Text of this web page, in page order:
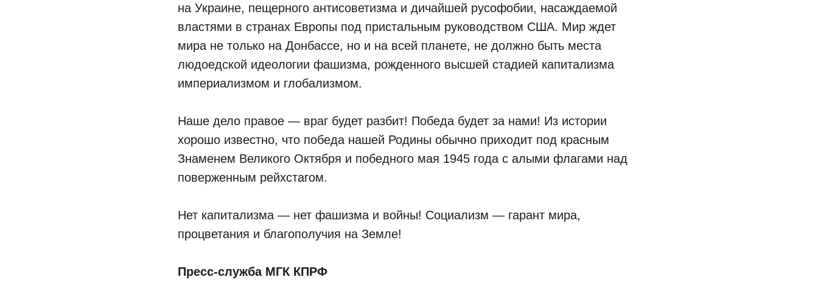
на Украине, пещерного антисоветизма и дичайшей русофобии, насаждаемой
властями в странах Европы под пристальным руководством США. Мир ждет
мира не только на Донбассе, но и на всей планете, не должно быть места
людоедской идеологии фашизма, рожденного высшей стадией капитализма
империализмом и глобализмом.
Наше дело правое — враг будет разбит! Победа будет за нами! Из истории
хорошо известно, что победа нашей Родины обычно приходит под красным
Знаменем Великого Октября и победного мая 1945 года с алыми флагами над
поверженным рейхстагом.
Нет капитализма — нет фашизма и войны! Социализм — гарант мира,
процветания и благополучия на Земле!
Пресс-служба МГК КПРФ